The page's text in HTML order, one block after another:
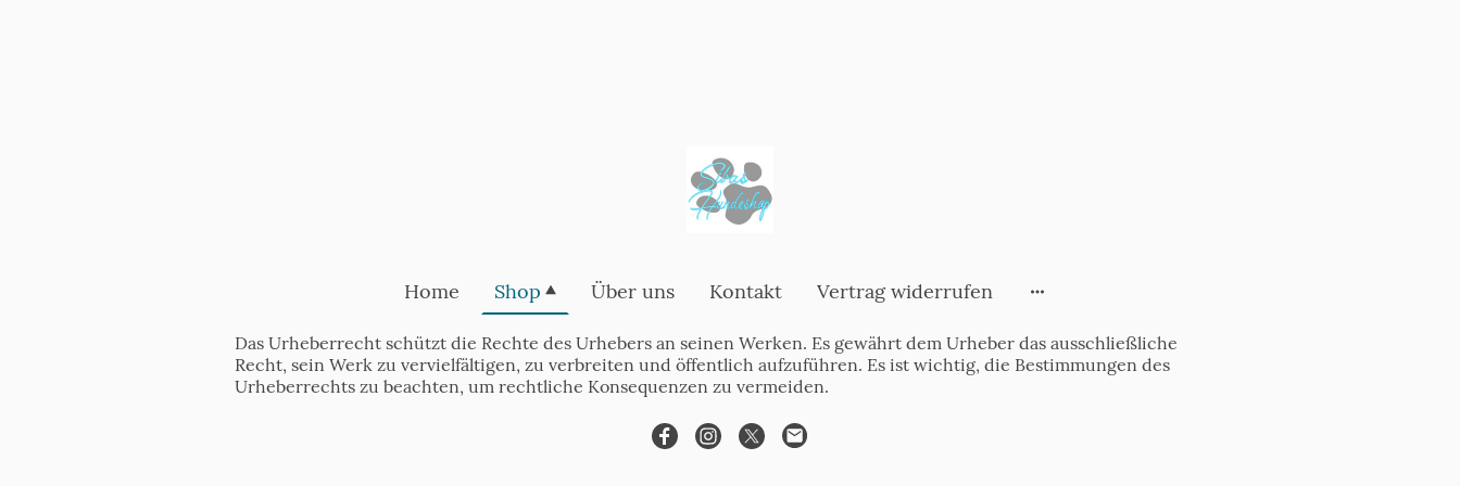
Home Shop Über uns Kontakt Vertrag widerrufen
Das Urheberrecht schützt die Rechte des Urhebers an seinen Werken. Es gewährt dem Urheber das ausschließliche
Recht, sein Werk zu vervielfältigen, zu verbreiten und öffentlich aufzuführen. Es ist wichtig, die Bestimmungen des
Urheberrechts zu beachten, um rechtliche Konsequenzen zu vermeiden.